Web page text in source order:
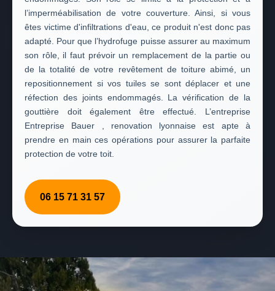
l’imperméabilisation de votre couverture. Ainsi, si vous
êtes victime d'infiltrations d'eau, ce produit n'est donc pas
adapté. Pour que l’hydrofuge puisse assurer au maximum
son rôle, il faut prévoir un remplacement de la partie ou
de la totalité de votre revêtement de toiture abimé, un
repositionnement si vos tuiles se sont déplacer et une
réfection des joints endommagés. La vérification de la
gouttière doit également être effectué. L’entreprise
Entreprise Bauer , renovation lyonnaise est apte à
prendre en main ces opérations pour assurer la parfaite
protection de votre toit.
06 15 71 31 57